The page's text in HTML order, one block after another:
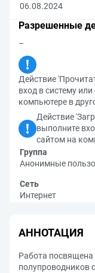
06.08.2024
Разрешенные
–
Действие
вход в систему
компьютере в
Действие
выполните
сайтом на
Группа
Анонимные
Сеть
Интернет
АННОТАЦИЯ
Работа
полупроводников